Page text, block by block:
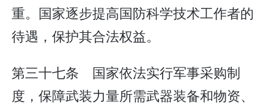
重。国家逐步提高国防科学技术工作者的
待遇，保护其合法权益。
第三十七条 国家依法实行军事采购制
度，保障武装力量所需武器装备和物资、